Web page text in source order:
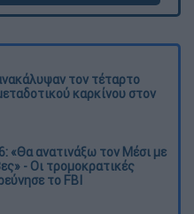
τον τέταρτο
καρκίνου στον
«Θα ανατινάξω τον Μέσι με
- Οι τρομοκρατικές
το FBI